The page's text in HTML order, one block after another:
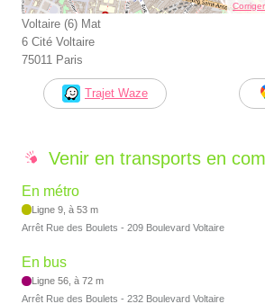
Voltaire (6) Mat
6 Cité Voltaire
75011 Paris
Trajet Waze
Venir en transports en
En métro
Ligne 9, à 53 m
Arrêt Rue des Boulets - 209 Boulevard Voltaire
En bus
Ligne 56, à 72 m
Arrêt Rue des Boulets - 232 Boulevard Voltaire